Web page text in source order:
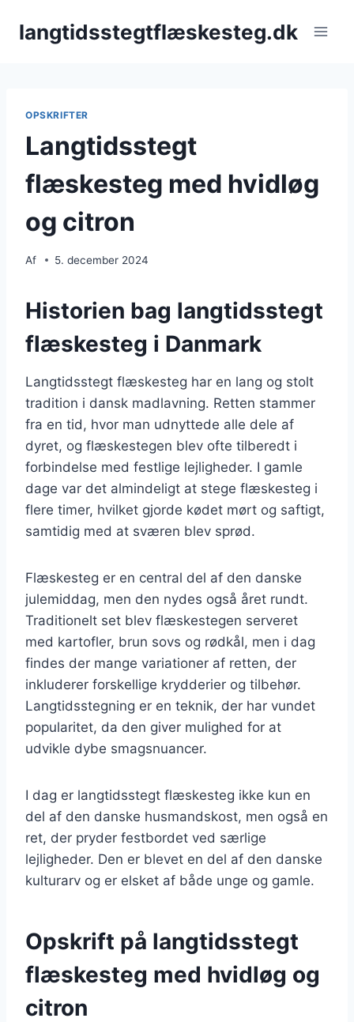
langtidsstegtflæskesteg.dk
OPSKRIFTER
Langtidsstegt
flæskesteg med hvidløg
og citron
Af 5. december 2024
Historien bag langtidsstegt
flæskesteg i Danmark
Langtidsstegt flæskesteg har en lang og stolt
tradition i dansk madlavning. Retten stammer
fra en tid, hvor man udnyttede alle dele af
dyret, og flæskestegen blev ofte tilberedt i
forbindelse med festlige lejligheder. I gamle
dage var det almindeligt at stege flæskesteg i
flere timer, hvilket gjorde kødet mørt og saftigt,
samtidig med at sværen blev sprød.
Flæskesteg er en central del af den danske
julemiddag, men den nydes også året rundt.
Traditionelt set blev flæskestegen serveret
med kartofler, brun sovs og rødkål, men i dag
findes der mange variationer af retten, der
inkluderer forskellige krydderier og tilbehør.
Langtidsstegning er en teknik, der har vundet
popularitet, da den giver mulighed for at
udvikle dybe smagsnuancer.
I dag er langtidsstegt flæskesteg ikke kun en
del af den danske husmandskost, men også en
ret, der pryder festbordet ved særlige
lejligheder. Den er blevet en del af den danske
kulturarv og er elsket af både unge og gamle.
Opskrift på langtidsstegt
flæskesteg med hvidløg og
citron